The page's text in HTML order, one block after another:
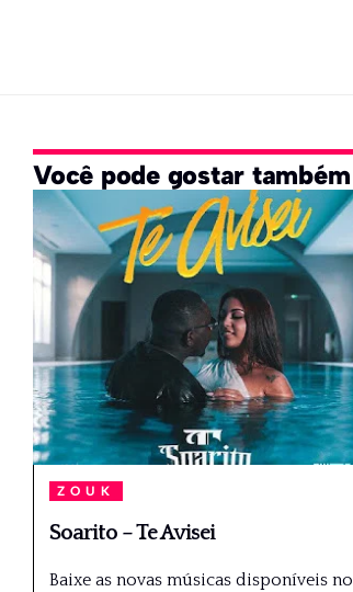
Você pode gostar também
ZOUK
Soarito – Te Avisei
Baixe as novas músicas disponíveis no